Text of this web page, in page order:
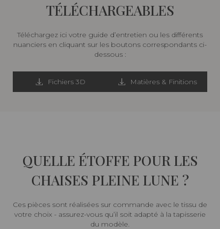
TÉLÉCHARGEABLES
Téléchargez ici votre guide d’entretien ou les différents
nuanciers en cliquant sur les boutons correspondants ci-
dessous :
Fichiers 3D Matières & Finitions
QUELLE ÉTOFFE POUR LES
CHAISES PLEINE LUNE ?
Ces pièces sont réalisées sur commande avec le tissu de
votre choix - assurez-vous qu’il soit adapté à la tapisserie
du modèle.